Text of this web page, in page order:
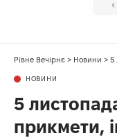
Рівне Вечірнє > Новини > 5
НОВИНИ
5
прикмети,